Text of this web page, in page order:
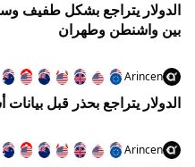
الدولار يتراجع بشكل طفيف
بين واشنطن وطهران
Arincen
الدولار يتراجع بحذر قبل بيانات
Arincen